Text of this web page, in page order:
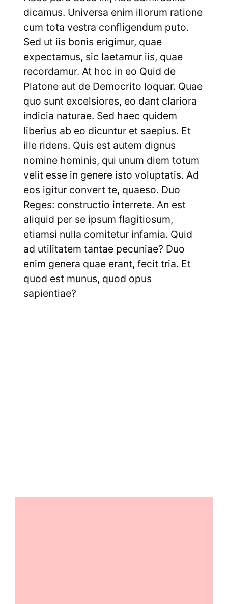
dicamus. Universa enim illorum ratione
cum tota vestra confligendum puto.
Sed ut iis bonis erigimur, quae
expectamus, sic laetamur iis, quae
recordamur. At hoc in eo Quid de
Platone aut de Democrito loquar. Quae
quo sunt excelsiores, eo dant clariora
indicia naturae. Sed haec quidem
liberius ab eo dicuntur et saepius. Et
ille ridens. Quis est autem dignus
nomine hominis, qui unum diem totum
velit esse in genere isto voluptatis. Ad
eos igitur convert te, quaeso. Duo
Reges: constructio interrete. An est
aliquid per se ipsum flagitiosum,
etiamsi nulla comitetur infamia. Quid
ad utilitatem tantae pecuniae? Duo
enim genera quae erant, fecit tria. Et
quod est munus, quod opus
sapientiae?